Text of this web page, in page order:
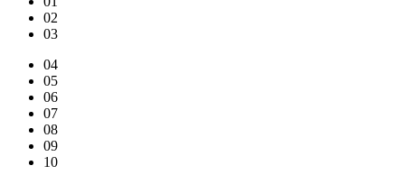
02
03
04
05
06
07
08
09
10